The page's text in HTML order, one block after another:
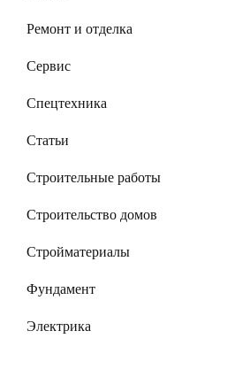
Ремонт и отделка
Сервис
Спецтехника
Статьи
Строительные работы
Строительство домов
Стройматериалы
Фундамент
Электрика